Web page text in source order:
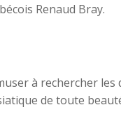
Renaud Bray.
à rechercher les
de toute